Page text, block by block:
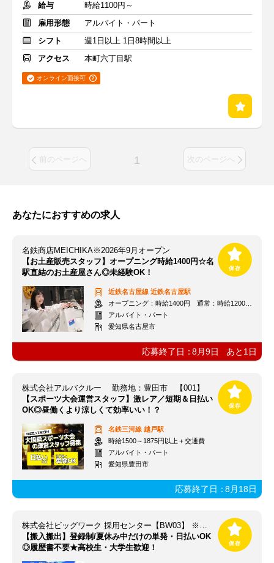
給与
時給1100円～
雇用形態
アルバイト・パート
シフト
週1日以上 1日8時間以上
アクセス
本町六丁目駅
オンライン面接可
前のページへ 1 次のページへ
あなたにおすすめの求人
名鉄商店MEICHIKA※2026年9月オープン
【お土産販売スタッフ】オープニング時給1400円☆名
駅直結のお土産屋さん◎未経験OK！
近鉄名古屋線 近鉄名古屋駅
オープニング：時給1400円 通常：時給1200円～＋交通費全額支給
アルバイト・パート
愛知県名古屋市
応募終了日：8月9日 あと 1 日
株式会社アルバクルー 勤務地：豊田市 【001】
【スポーツ大会運営スタッフ】激レア／短期＆日払い
OK◎昼働くより涼しくて効率いい！？
名鉄三河線 越戸駅
時給1500～1875円以上＋交通費
アルバイト・パート
愛知県豊田市
応募終了日：8月18日
株式会社ビッグワーク 採用センター【BW03】 ※立川エリア
【搬入搬出】登録制/夏休み中だけの単発・日払いOK
◎履歴書不要★高校生・大学生歓迎！